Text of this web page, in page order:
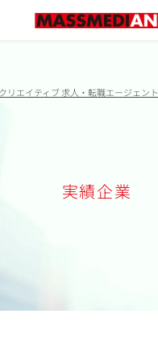
リエイティブ 求人・転職エージェント
実績企業